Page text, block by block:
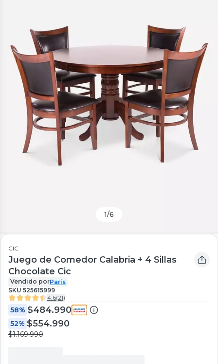
1/6
CIC
Juego de Comedor Calabria + 4 Sillas
Chocolate Cic
Vendido porParis
SKU 525615999
4.6(21)
58% $484.990
52% $554.990
$1.169.990